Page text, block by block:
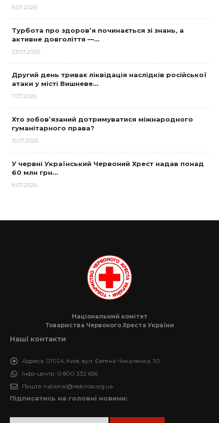
8.07.2026
Турбота про здоров’я починається зі знань, а
активне довголіття —…
23.07.2026
Другий день триває ліквідація наслідків російської
атаки у місті Вишневе…
7.07.2026
Хто зобов’язаний дотримуватися міжнародного
гуманітарного права?
15.07.2026
У червні Український Червоний Хрест надав понад
60 млн грн…
8.07.2026
Національний комітет
Товариства Червоного Хреста України
Наші контакти
Адреса: 01024, Київ, вул. Євгена Чикаленка, 30
Інфо-центр: 0 800 332 656
Пошта: national@redcross.org.ua
Підписатись на головні новини: